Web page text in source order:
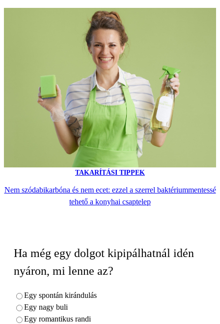
TAKARÍTÁSI TIPPEK
Nem szódabikarbóna és nem ecet: ezzel a szerrel baktériummentessé
tehető a konyhai csaptelep
Ha még egy dolgot kipipálhatnál idén
nyáron, mi lenne az?
Egy spontán kirándulás
Egy nagy buli
Egy romantikus randi